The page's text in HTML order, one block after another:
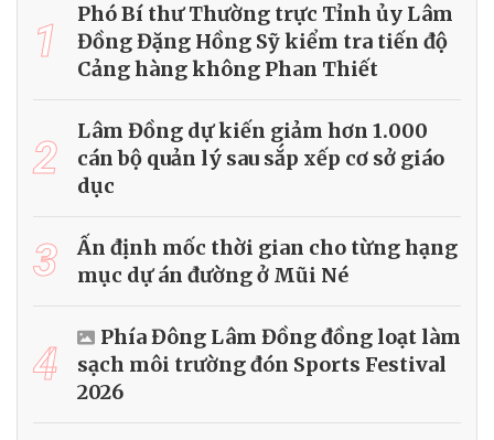
1
Phó Bí thư Thường trực Tỉnh ủy Lâm
Đồng Đặng Hồng Sỹ kiểm tra tiến độ
Cảng hàng không Phan Thiết
2
Lâm Đồng dự kiến giảm hơn 1.000
cán bộ quản lý sau sắp xếp cơ sở giáo
dục
3
Ấn định mốc thời gian cho từng hạng
mục dự án đường ở Mũi Né
4
Phía Đông Lâm Đồng đồng loạt làm
sạch môi trường đón Sports Festival
2026